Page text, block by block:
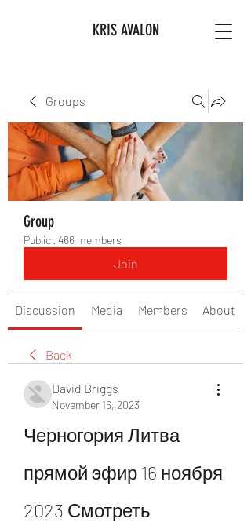
KRIS AVALON
Groups
Group
Public · 466 members
Join
Discussion Media Members About
Back
David Briggs
November 16, 2023
Черногория Литва
прямой эфир 16 ноября
2023 Смотреть